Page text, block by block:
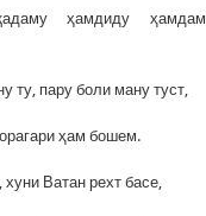
ҳамдиду ҳамдам
ту, пару боли ману туст,
ҳам бошем.
Ватан рехт басе,